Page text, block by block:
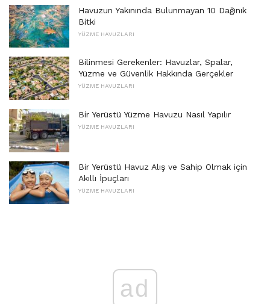
Havuzun Yakınında Bulunmayan 10 Dağınık
Bitki
YÜZME HAVUZLARI
Bilinmesi Gerekenler: Havuzlar, Spalar,
Yüzme ve Güvenlik Hakkında Gerçekler
YÜZME HAVUZLARI
Bir Yerüstü Yüzme Havuzu Nasıl Yapılır
YÜZME HAVUZLARI
Bir Yerüstü Havuz Alış ve Sahip Olmak için
Akıllı İpuçları
YÜZME HAVUZLARI
ad